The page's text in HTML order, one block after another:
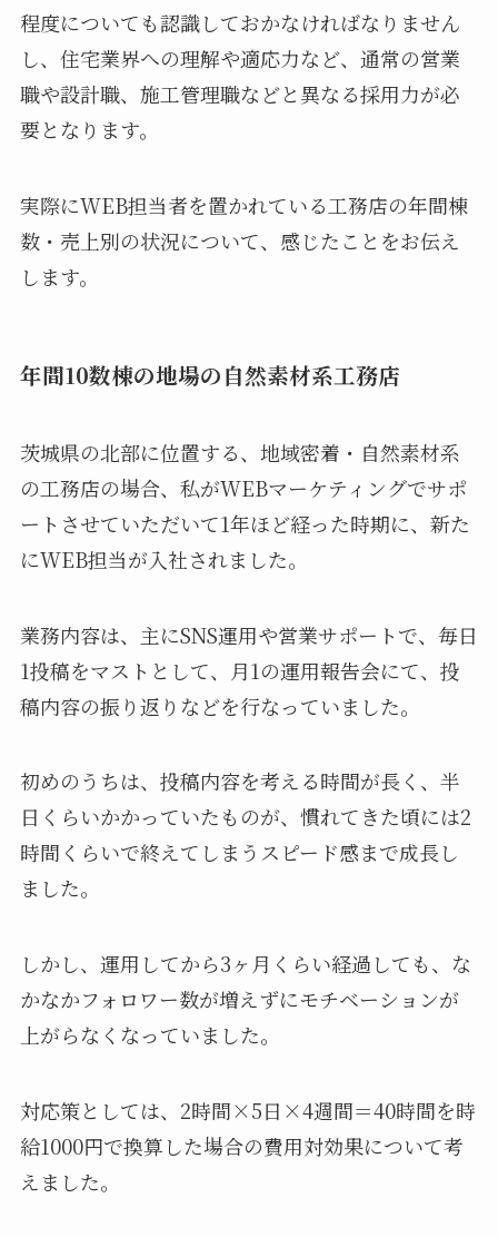
程度についても認識しておかなければなりません
し、住宅業界への理解や適応力など、通常の営業
職や設計職、施工管理職などと異なる採用力が必
要となります。
実際にWEB担当者を置かれている工務店の年間棟
数・売上別の状況について、感じたことをお伝え
します。
年間10数棟の地場の自然素材系工務店
茨城県の北部に位置する、地域密着・自然素材系
の工務店の場合、私がWEBマーケティングでサポ
ートさせていただいて1年ほど経った時期に、新た
にWEB担当が入社されました。
業務内容は、主にSNS運用や営業サポートで、毎日
1投稿をマストとして、月1の運用報告会にて、投
稿内容の振り返りなどを行なっていました。
初めのうちは、投稿内容を考える時間が長く、半
日くらいかかっていたものが、慣れてきた頃には2
時間くらいで終えてしまうスピード感まで成長し
ました。
しかし、運用してから3ヶ月くらい経過しても、な
かなかフォロワー数が増えずにモチベーションが
上がらなくなっていました。
対応策としては、2時間×5日×4週間＝40時間を時
給1000円で換算した場合の費用対効果について考
えました。